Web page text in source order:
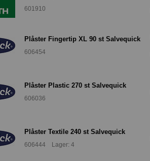
601910
Plåster Fingertip XL 90 st Salvequick
606454
Plåster Plastic 270 st Salvequick
606036
Plåster Textile 240 st Salvequick
606444 Lager: 4